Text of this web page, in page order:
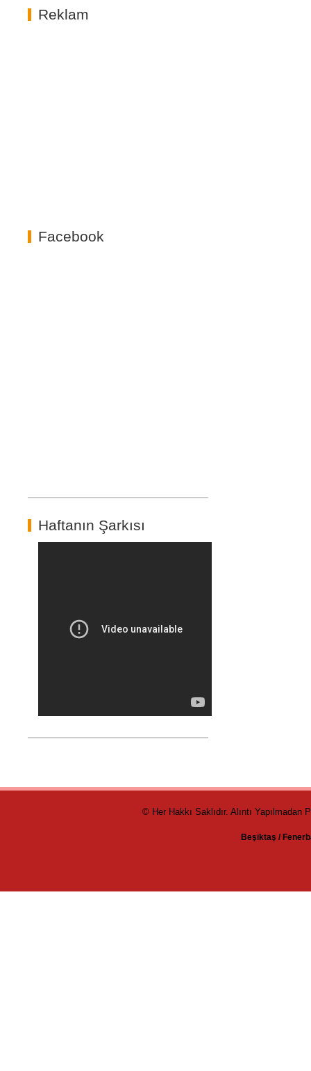
Reklam
Facebook
Haftanın Şarkısı
© Her Hakkı Saklıdır. Alıntı Yapılmadan
Beşiktaş /